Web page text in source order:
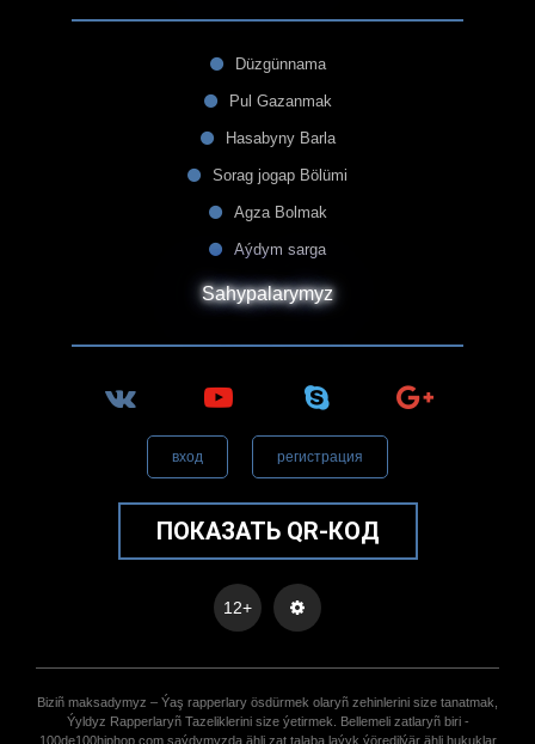
Düzgünnama
Pul Gazanmak
Hasabyny Barla
Sorag jogap Bölümi
Agza Bolmak
Aýdym sarga
Sahypalarymyz
вход регистрация
ПОКАЗАТЬ QR-КОД
12+
Biziñ maksadymyz – Ýaş rapperlary ösdürmek olaryñ zehinlerini size tanatmak,
Ýyldyz Rapperlaryñ Tazeliklerini size ýetirmek. Bellemeli zatlaryñ biri -
100de100hiphop.com saýdymyzda ähli zat talaba laýyk ýöredilýär ähli hukuklar